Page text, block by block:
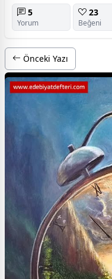
5
Yorum
23
Beğeni
Önceki Yazı